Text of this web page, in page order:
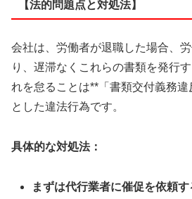
【法的問題点と対処法】
会社は、労働者が退職した場合、
り、遅滞なくこれらの書類を発行
れを怠ることは**「書類交付義務違
とした違法行為です。
具体的な対処法：
まずは代行業者に催促を依頼す